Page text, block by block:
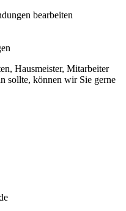
bearbeiten
Hausmeister, Mitarbeiter
sollte, können wir Sie gerne